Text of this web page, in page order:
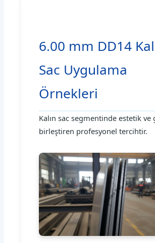
6.00 mm DD14
Sac Uygulama
Örnekleri
Kalın sac segmentinde estetik ve
birleştiren profesyonel tercihtir.